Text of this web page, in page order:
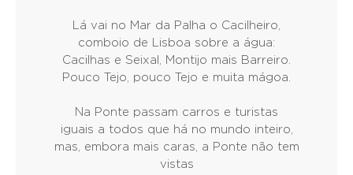
Lá vai no Mar da Palha o Cacilheiro,
comboio de Lisboa sobre a água:
Cacilhas e Seixal, Montijo mais Barreiro.
Pouco Tejo, pouco Tejo e muita mágoa.
Na Ponte passam carros e turistas
iguais a todos que há no mundo inteiro,
mas, embora mais caras, a Ponte não tem
vistas